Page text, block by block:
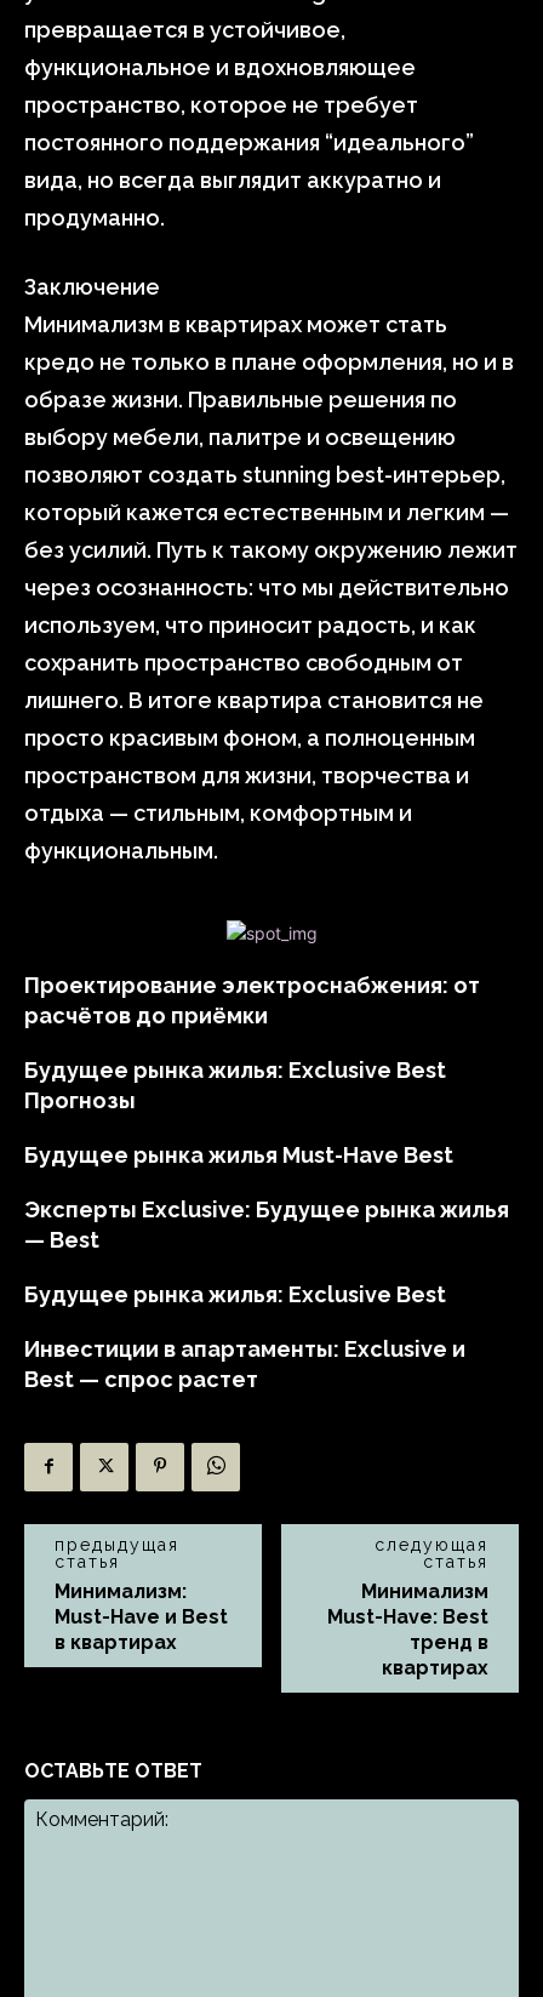
превращается в устойчивое,
функциональное и вдохновляющее
пространство, которое не требует
постоянного поддержания “идеального”
вида, но всегда выглядит аккуратно и
продуманно.
Заключение
Минимализм в квартирах может стать
кредо не только в плане оформления, но и в
образе жизни. Правильные решения по
выбору мебели, палитре и освещению
позволяют создать stunning best-интерьер,
который кажется естественным и легким —
без усилий. Путь к такому окружению лежит
через осознанность: что мы действительно
используем, что приносит радость, и как
сохранить пространство свободным от
лишнего. В итоге квартира становится не
просто красивым фоном, а полноценным
пространством для жизни, творчества и
отдыха — стильным, комфортным и
функциональным.
Проектирование электроснабжения: от
расчётов до приёмки
Будущее рынка жилья: Exclusive Best
Прогнозы
Будущее рынка жилья Must-Have Best
Эксперты Exclusive: Будущее рынка жилья
— Best
Будущее рынка жилья: Exclusive Best
Инвестиции в апартаменты: Exclusive и
Best — спрос растет
предыдущая
статья
Минимализм:
Must-Have и Best
в квартирах
следующая
статья
Минимализм
Must-Have: Best
тренд в
квартирах
ОСТАВЬТЕ ОТВЕТ